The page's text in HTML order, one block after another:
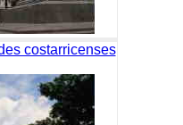
costarricenses